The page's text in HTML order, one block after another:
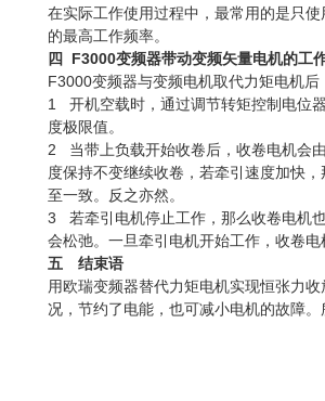
在实际工作使用过程中，最常用的是只
的最高工作频率。
四 F3000变频器带动变频矢量电机的工
F3000变频器与变频电机取代力矩电机后
1 开机空载时，通过调节转矩控制电位
度极限值。
2 当带上负载开始收卷后，收卷电机会
度保持不变继续收卷，若牵引速度加快
至一致。反之亦然。
3 若牵引电机停止工作，那么收卷电机
会松弛。一旦牵引电机开始工作，收卷电
五 结束语
用欧瑞变频器替代力矩电机实现恒张力
况，节约了电能，也可减小电机的故障